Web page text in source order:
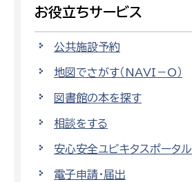
お役立ちサービス
公共施設予約
地図でさがす（NAVI－O）
図書館の本を探す
相談をする
安心安全ユビキタスポータル
電子申請・届出